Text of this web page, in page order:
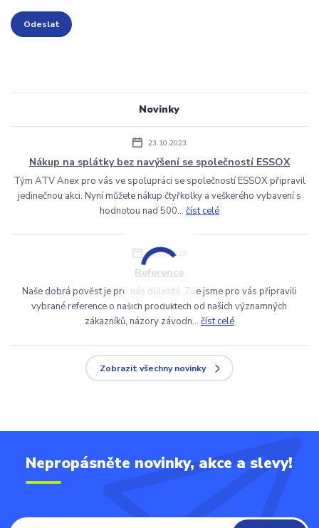
Novinky
23.10.2023
Nákup na splátky bez navýšení se společností ESSOX
Tým ATV Anex pro vás ve spolupráci se společností ESSOX připravil
jedinečnou akci. Nyní můžete nákup čtyřkolky a veškerého vybavení s
hodnotou nad 500... číst celé
29.07.2023
Reference
Naše dobrá pověst je pro nás důležitá. Zde jsme pro vás připravili
vybrané reference o našich produktech od našich významných
zákazníků, názory závodn... číst celé
Zobrazit všechny novinky
Nepropásněte novinky, akce a slevy!